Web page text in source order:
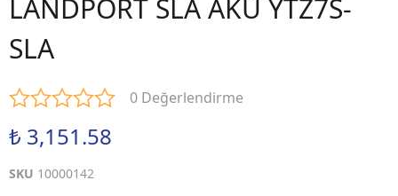
LANDPORT SLA AKÜ YTZ7S-
SLA
0 Değerlendirme
₺ 3,151.58
SKU 10000142